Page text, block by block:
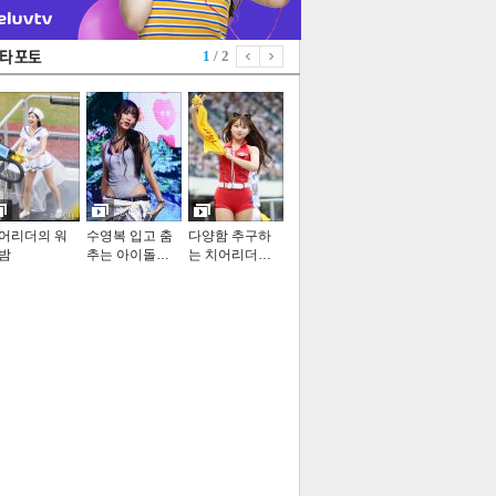
1 / 2
리더의 워
수영복 입고 춤
추는 아이돌…
다양함 추구하
는 치어리더…